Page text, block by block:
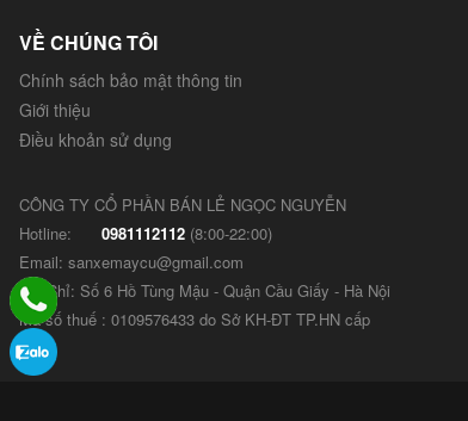
VỀ CHÚNG TÔI
Chính sách bảo mật thông tin
Giới thiệu
Điều khoản sử dụng
CÔNG TY CỔ PHẦN BÁN LẺ NGỌC NGUYỄN
Hotline:
0981112112 (8:00-22:00)
Email: sanxemaycu@gmail.com
Địa Chỉ: Số 6 Hồ Tùng Mậu - Quận Cầu Giấy - Hà Nội
Mã số thuế : 0109576433 do Sở KH-ĐT TP.HN cấp